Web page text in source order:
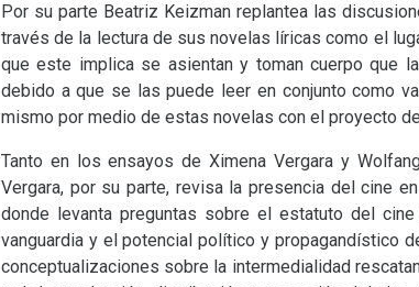
Por su parte Beatriz Keizman replantea las
través de la lectura de sus novelas líricas como el
que este implica se asientan y toman cuerpo que
debido a que se las puede leer en conjunto como
mismo por medio de estas novelas con el proyecto
Tanto en los ensayos de Ximena Vergara y
Vergara, por su parte, revisa la presencia del cine
donde levanta preguntas sobre el estatuto del
vanguardia y el potencial político y propagandístico
conceptualizaciones sobre la intermedialidad